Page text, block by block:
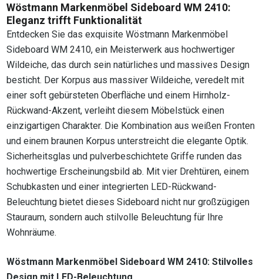
Wöstmann Markenmöbel Sideboard WM 2410:
Eleganz trifft Funktionalität
Entdecken Sie das exquisite Wöstmann Markenmöbel
Sideboard WM 2410, ein Meisterwerk aus hochwertiger
Wildeiche, das durch sein natürliches und massives Design
besticht. Der Korpus aus massiver Wildeiche, veredelt mit
einer soft gebürsteten Oberfläche und einem Hirnholz-
Rückwand-Akzent, verleiht diesem Möbelstück einen
einzigartigen Charakter. Die Kombination aus weißen Fronten
und einem braunen Korpus unterstreicht die elegante Optik.
Sicherheitsglas und pulverbeschichtete Griffe runden das
hochwertige Erscheinungsbild ab. Mit vier Drehtüren, einem
Schubkasten und einer integrierten LED-Rückwand-
Beleuchtung bietet dieses Sideboard nicht nur großzügigen
Stauraum, sondern auch stilvolle Beleuchtung für Ihre
Wohnräume.
Wöstmann Markenmöbel Sideboard WM 2410: Stilvolles